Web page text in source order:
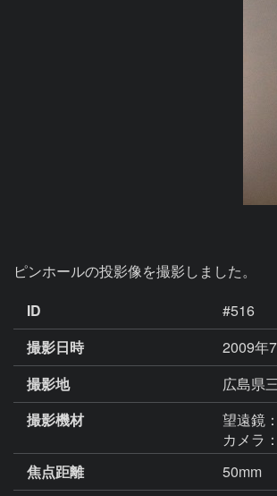
ピンホールの投影像を撮影しました。
ID
#516
撮影日時
2009年
撮影地
広島県
撮影機材
望遠鏡
カメラ
焦点距離
50mm